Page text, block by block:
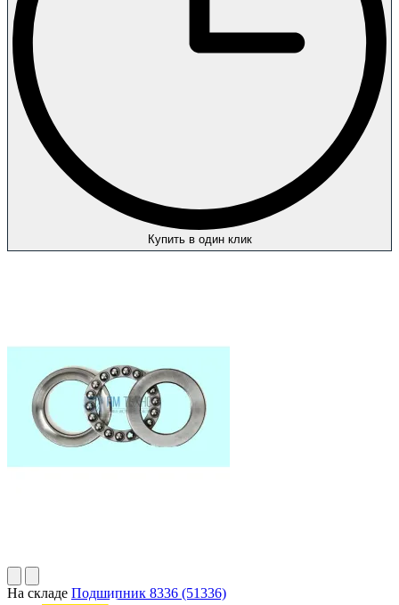
Купить в один клик
На складе Подшипник 8336 (51336)